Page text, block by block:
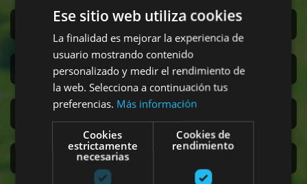
Sanferminak
Accesibilidad
Turismo regenerativo
Experiencias exclusivas
Ese sitio web utiliza cookies
La finalidad es mejorar la experiencia de
usuario mostrando contenido
personalizado y medir el rendimiento de
la web. Selecciona a continuación tus
preferencias. Más información
Cookies
estrictamente
necesarias
Cookies de
rendimiento